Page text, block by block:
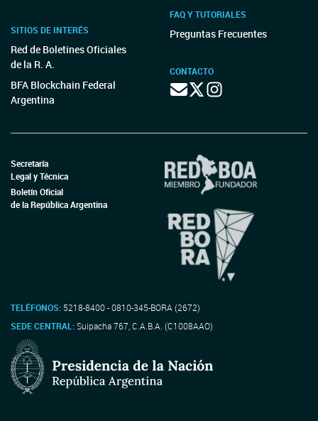
SITIOS DE INTERÉS
Red de Boletines Oficiales
de la R. A.
BFA Blockchain Federal
Argentina
FAQ Y TUTORIALES
Preguntas Frecuentes
CONTACTO
Secretaría
Legal y Técnica
Boletín Oficial
de la República Argentina
TELÉFONOS: 5218-8400 - 0810-345-BORA (2672)
SEDE CENTRAL:Suipacha 767, C.A.B.A. (C1008AAO)